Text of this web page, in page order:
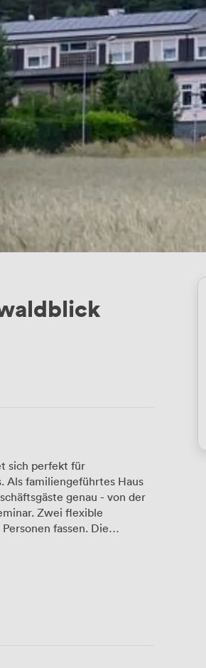
sich perfekt für
Als familiengeführtes Haus
genau - von der
flexible
fassen. Die
Mitarbeiter
über Nacht